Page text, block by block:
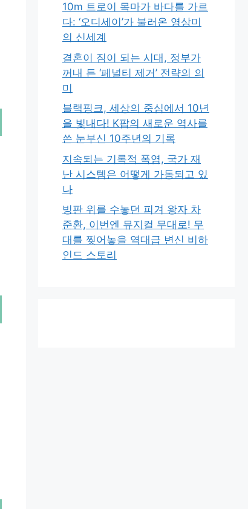
10m 트로이 목마가 바다를 가르
다: ‘오디세이’가 불러온 영상미
의 신세계
결혼이 짐이 되는 시대, 정부가
꺼내 든 ‘페널티 제거’ 전략의 의
미
블랙핑크, 세상의 중심에서 10년
을 빛내다! K팝의 새로운 역사를
쓴 눈부신 10주년의 기록
지속되는 기록적 폭염, 국가 재
난 시스템은 어떻게 가동되고 있
나
빙판 위를 수놓던 피겨 왕자 차
준환, 이번엔 뮤지컬 무대로! 무
대를 찢어놓을 역대급 변신 비하
인드 스토리